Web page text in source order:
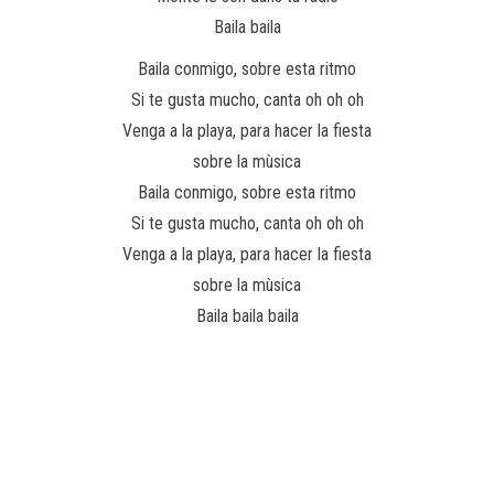
Baila baila
Baila conmigo, sobre esta ritmo
Si te gusta mucho, canta oh oh oh
Venga a la playa, para hacer la fiesta
sobre la mùsica
Baila conmigo, sobre esta ritmo
Si te gusta mucho, canta oh oh oh
Venga a la playa, para hacer la fiesta
sobre la mùsica
Baila baila baila